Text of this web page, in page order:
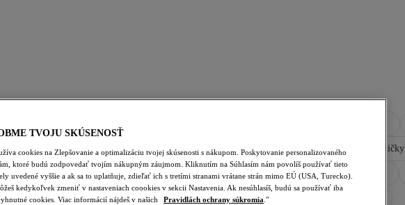
Oblečenie Zlatá Ženy Oblečenie Zlatá Vybavenie Na Cvičenie Zlatá Lodičky
Tlačiarne Zlatá Príslušenstvo Zlatá Pokrývky Hlavy Zlatá Súprava Obliečok
Zlatá Ženy Príslušenstvo DORE Oblečenie Zlatá Jednoručná Činka A Závažie
TVOJU SKÚSENOSŤ
cookies na Zlepšovanie a optimalizáciu tvojej skúsenosti s nákupom. Poskytovanie personalizovaného
ktoré budú zodpovedať tvojím nákupným záujmom. Kliknutím na Súhlasím nám povolíš používať tieto
uvedené vyššie a ak sa to uplatňuje, zdieľať ich s tretími stranami vrátane strán mimo EÚ (USA, Turecko).
kedykoľvek zmeniť v nastaveniach coookies v sekcii Nastavenia. Ak nesúhlasíš, budú sa používať iba
cookies. Viac informácií nájdeš v našich
Pravidlách ochrany súkromia ."